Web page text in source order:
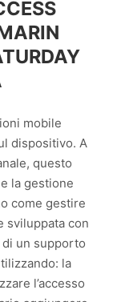
mobile
dispositivo. A
questo
la gestione
come gestire
sviluppata con
di un supporto
la
l’accesso